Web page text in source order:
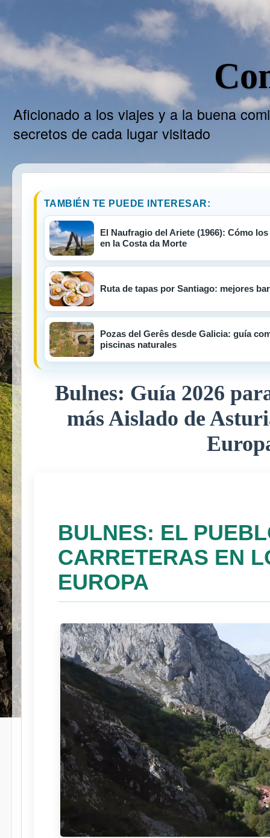
Aficionado a los viajes y a la buena
secretos de cada lugar visitado
TAMBIÉN TE PUEDE INTERESAR:
El Naufragio del Ariete (1966): Cómo
en la Costa da Morte
Ruta de tapas por Santiago: mejores
Pozas del Gerês desde Galicia: guía
piscinas naturales
Bulnes: Guía 2026
más Aislado de
BULNES: EL
CARRETERAS EN
EUROPA